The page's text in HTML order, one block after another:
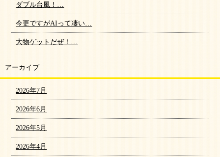
ダブル台風！…
今更ですがAIって凄い…
大物ゲットだぜ！…
アーカイブ
2026年7月
2026年6月
2026年5月
2026年4月